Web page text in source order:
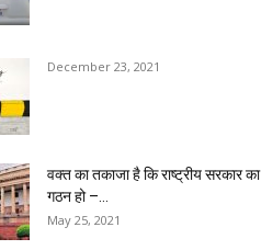
December 23, 2021
वक्त का तकाजा है कि राष्ट्रीय सरकार का
गठन हो –...
May 25, 2021